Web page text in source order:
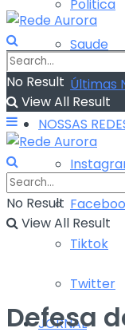
Politica
Saude
Últimas
NOSSAS
Tiktok
Twitter
JORNAL
No Result
View All Result
No Result
View All Result
Defesa